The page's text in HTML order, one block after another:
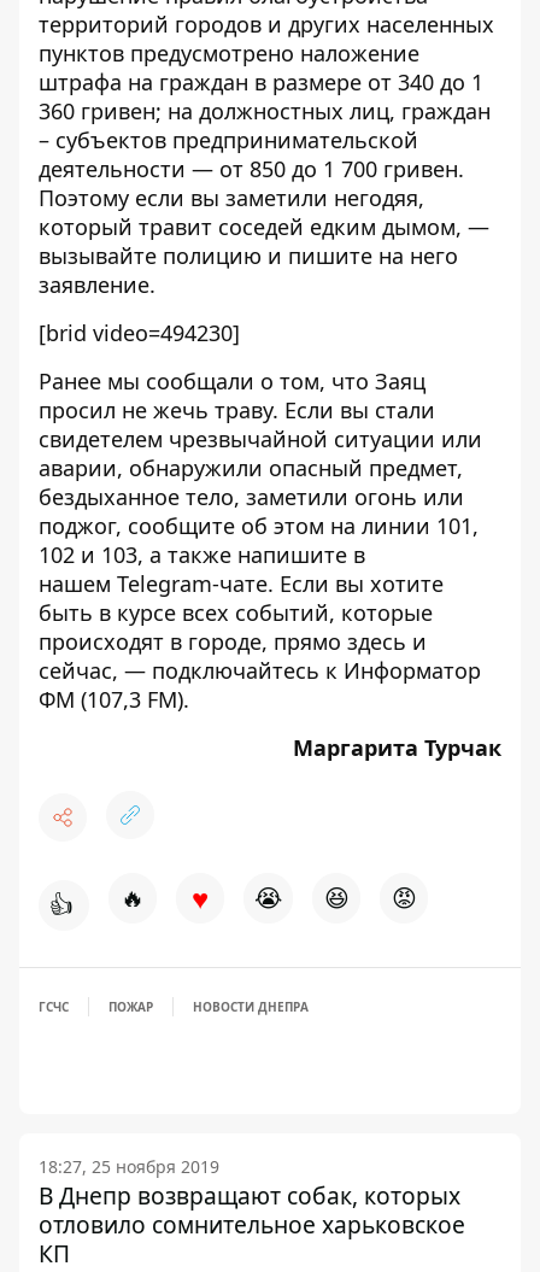
территорий городов и других населенных
пунктов предусмотрено наложение
штрафа на граждан в размере от 340 до 1
360 гривен; на должностных лиц, граждан
– субъектов предпринимательской
деятельности — от 850 до 1 700 гривен.
Поэтому если вы заметили негодяя,
который травит соседей едким дымом, —
вызывайте полицию и пишите на него
заявление.
[brid video=494230]
Ранее мы сообщали о том, что Заяц
просил не жечь траву. Если вы стали
свидетелем чрезвычайной ситуации или
аварии, обнаружили опасный предмет,
бездыханное тело, заметили огонь или
поджог, сообщите об этом на линии 101,
102 и 103, а также напишите в
нашем Telegram-чате. Если вы хотите
быть в курсе всех событий, которые
происходят в городе, прямо здесь и
сейчас, — подключайтесь к Информатор
ФМ (107,3 FM).
Маргарита Турчак
👍 🔥 ♥ 😭 😆 😡
ГСЧС ПОЖАР НОВОСТИ ДНЕПРА
18:27, 25 ноября 2019
В Днепр возвращают собак, которых
отловило сомнительное харьковское
КП